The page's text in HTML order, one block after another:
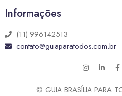
Informações
(11) 996142513
contato@guiaparatodos.com.br
© GUIA BRASÍLIA PARA